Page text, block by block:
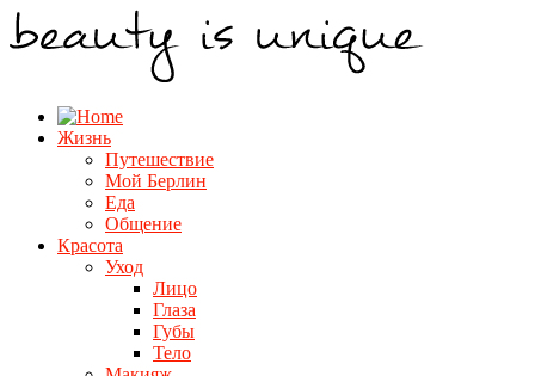
Жизнь
Путешествие
Мой Берлин
Еда
Общение
Красота
Уход
Лицо
Глаза
Губы
Тело